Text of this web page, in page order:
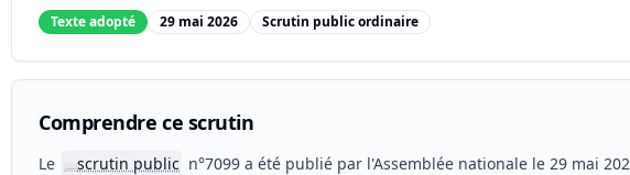
Texte adopté 29 mai 2026 Scrutin public ordinaire
Comprendre ce scrutin
Le 📖scrutin public n°7099 a été publié par l'Assemblée nationale le 29 mai